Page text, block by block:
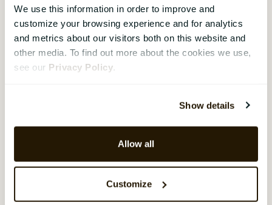
We use this information in order to improve and
customize your browsing experience and for analytics
and metrics about our visitors both on this website and
other media. To find out more about the cookies we use,
see our Privacy Policy
Show details
Allow all
Customize
data, kan AI bidra til å gjøre HR-prosesser
mer effektive og rettferdige. Samtidig er
det viktig å vurdere de etiske
implikasjonene nøye og jobbe for at KI-
systemer brukes ansvarlig.
Hva er Big Data?
Hva er kildekode?